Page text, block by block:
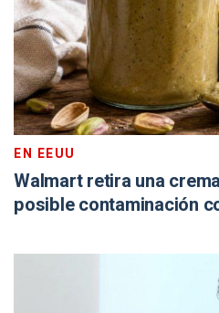
EN EEUU
Walmart retira una
posible contaminación